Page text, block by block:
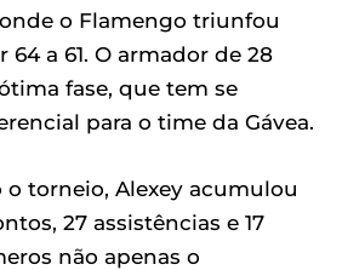
onde o Flamengo triunfou
64 a 61. O armador de 28
fase, que tem se
para o time da Gávea.
torneio, Alexey acumulou
27 assistências e 17
não apenas o